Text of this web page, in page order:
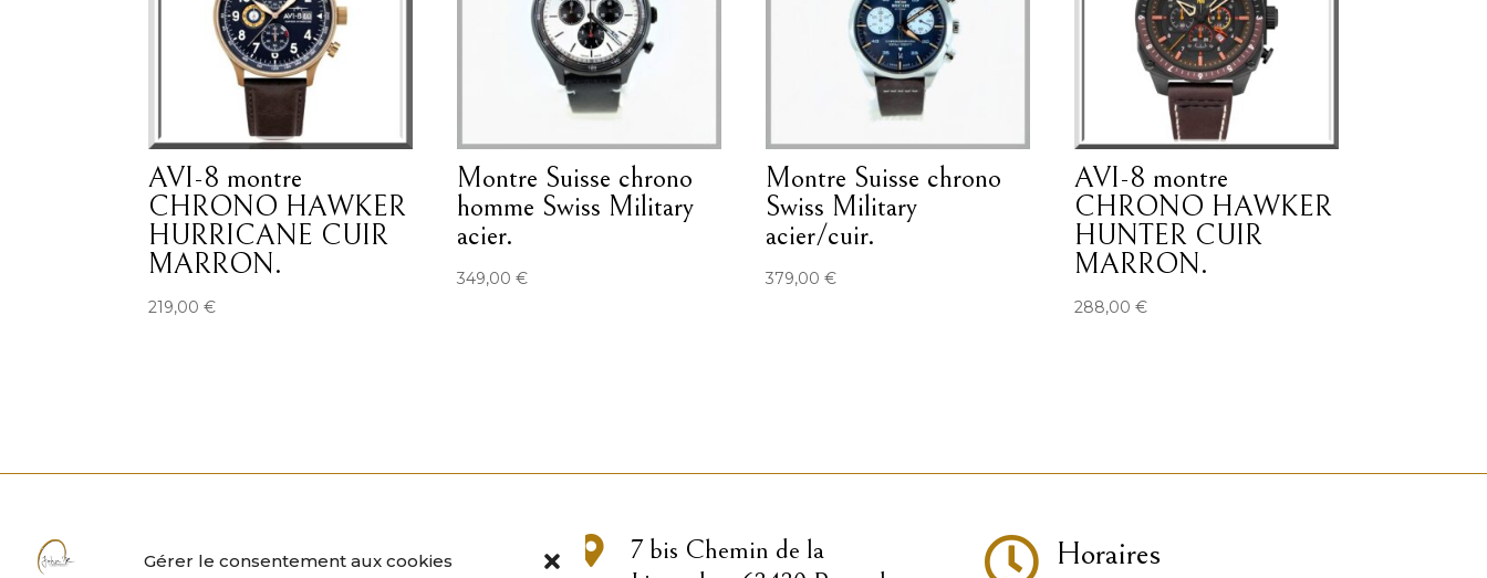
Gérer le consentement aux cookies
AVI-8 montre
CHRONO HAWKER
HURRICANE CUIR
MARRON.
219,00€
Montre Suisse chrono
homme Swiss Military
acier.
349,00€
Montre Suisse chrono
Swiss Military
acier/cuir.
379,00€
AVI-8 montre
CHRONO HAWKER
HUNTER CUIR
MARRON.
288,00€

7 bis Chemin de la
 Horaires